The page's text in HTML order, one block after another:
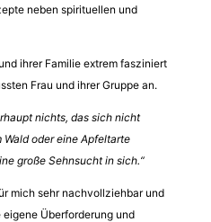
neben spirituellen und
ihrer Familie extrem fasziniert
Frau und ihrer Gruppe an.
nichts, das sich nicht
oder eine Apfeltarte
große Sehnsucht in sich.“
mich sehr nachvollziehbar und
Überforderung und